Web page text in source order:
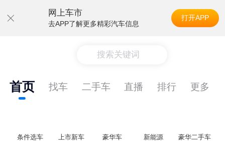
网上车市
去APP了解更多精彩汽车信息
打开APP
搜索关键词
首页 找车 二手车 直播 排行 更多
条件选车 上市新车 豪华车 新能源 豪华二手车